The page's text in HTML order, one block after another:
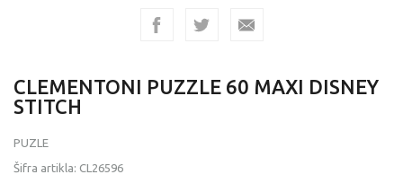
CLEMENTONI PUZZLE 60 MAXI DISNEY
STITCH
PUZLE
Šifra artikla: CL26596